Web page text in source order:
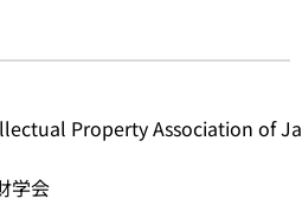
Property Association of Ja
学会